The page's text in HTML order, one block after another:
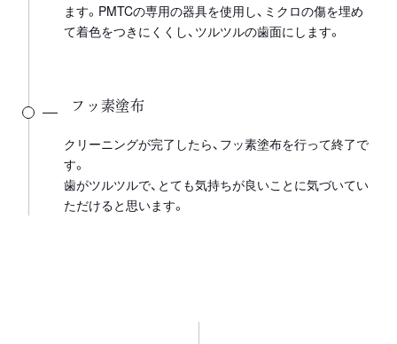
ます。PMTCの専用の器具を使用し、ミクロの傷を埋め
て着色をつきにくくし、ツルツルの歯面にします。
フッ素塗布
クリーニングが完了したら、フッ素塗布を行って終了で
す。
歯がツルツルで、とても気持ちが良いことに気づいてい
ただけると思います。